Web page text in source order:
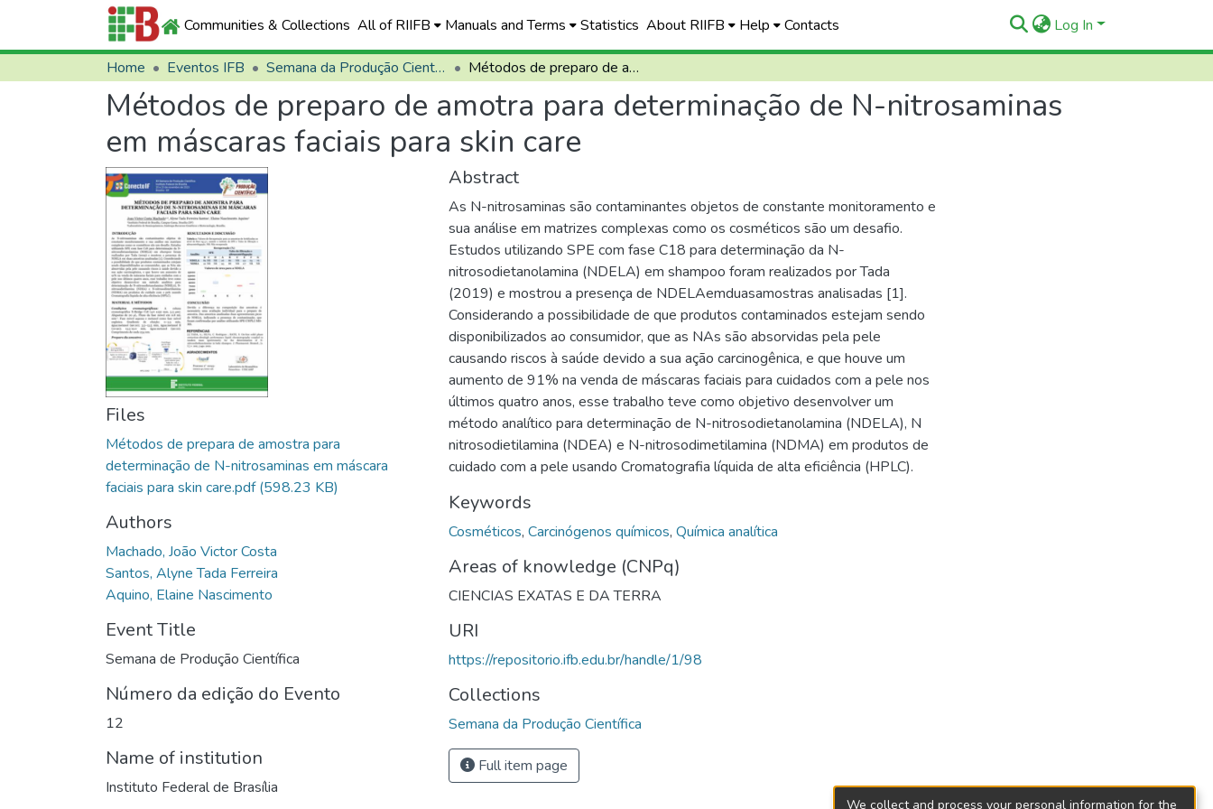
Communities & Collections All of RIIFB Manuals and Terms Statistics About RIIFB Help Contacts Log In
Home Eventos IFB Semana da Produção Científica Métodos de preparo de amotra para determinação de N-nitrosaminas em máscaras faciais para skin care
Métodos de preparo de amotra para determinação de N-nitrosaminas
em máscaras faciais para skin care
Files
Métodos de prepara de amostra para
determinação de N-nitrosaminas em máscara
faciais para skin care.pdf(598.23 KB)
Authors
Machado, João Victor Costa
Santos, Alyne Tada Ferreira
Aquino, Elaine Nascimento
Event Title
Semana de Produção Científica
Número da edição do Evento
12
Name of institution
Instituto Federal de Brasília
Abstract
As N-nitrosaminas são contaminantes objetos de constante monitoramento e
sua análise em matrizes complexas como os cosméticos são um desafio.
Estudos utilizando SPE com fase C18 para determinação da N-
nitrosodietanolamina (NDELA) em shampoo foram realizados por Tada
(2019) e mostrou a presença de NDELAemduasamostras analisadas [1].
Considerando a possibilidade de que produtos contaminados estejam sendo
disponibilizados ao consumidor, que as NAs são absorvidas pela pele
causando riscos à saúde devido a sua ação carcinogênica, e que houve um
aumento de 91% na venda de máscaras faciais para cuidados com a pele nos
últimos quatro anos, esse trabalho teve como objetivo desenvolver um
método analítico para determinação de N-nitrosodietanolamina (NDELA), N
nitrosodietilamina (NDEA) e N-nitrosodimetilamina (NDMA) em produtos de
cuidado com a pele usando Cromatografia líquida de alta eficiência (HPLC).
Keywords
Cosméticos, Carcinógenos químicos, Química analítica
Areas of knowledge (CNPq)
CIENCIAS EXATAS E DA TERRA
URI
https://repositorio.ifb.edu.br/handle/1/98
Collections
Semana da Produção Científica
Full item page
We collect and process your personal information for the